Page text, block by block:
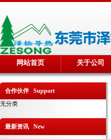
网站首页 关于公司
合作伙伴 Support
无分类
最新资讯 New